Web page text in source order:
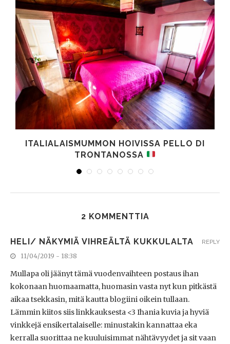
ITALIALAISMUMMON HOIVISSA PELLO DI
TRONTANOSSA
2 KOMMENTTIA
HELI/ NÄKYMIÄ VIHREÄLTÄ KUKKULALTA
11/04/2019 - 18:38
Mullapa oli jäänyt tämä vuodenvaihteen postaus ihan
kokonaan huomaamatta, huomasin vasta nyt kun pitkästä
aikaa tsekkasin, mitä kautta blogiini oikein tullaan.
Lämmin kiitos siis linkkauksesta <3 Ihania kuvia ja hyviä
vinkkejä ensikertalaiselle: minustakin kannattaa eka
kerralla suorittaa ne kuuluisimmat nähtävyydet ja sit vaan
REPLY